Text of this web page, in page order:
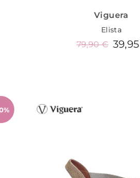
Viguera
Elista
79,90 €